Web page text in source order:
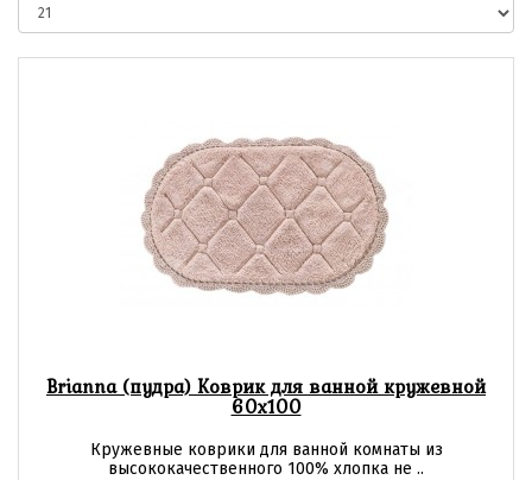
Brianna (пудра) Коврик для ванной кружевной
60х100
Кружевные коврики для ванной комнаты из
высококачественного 100% хлопка не ..